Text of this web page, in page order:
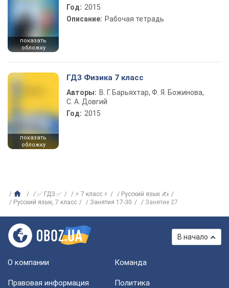
показать
обложку
Год: 2015
Описание: Рабочая тетрадь
показать
обложку
ГДЗ Физика 7 класс
Авторы: В. Г. Барьяхтар, Ф. Я. Божинова,
С. А. Довгий
Год: 2015
✅ ГДЗ ✅ ⚡ 7 класс ⚡
Русский язык ✍
Русский язык, 7 класс
Занятия 17-30 Занятие 27
В начало
О компании Команда
Правовая информация
Политика